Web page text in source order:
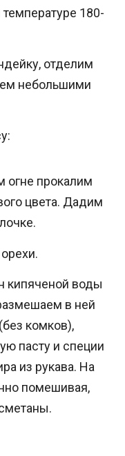
температуре 180-
отделим
небольшими
огне прокалим
цвета. Дадим
кипяченой воды
в ней
комков),
пасту и специи
из рукава. На
помешивая,